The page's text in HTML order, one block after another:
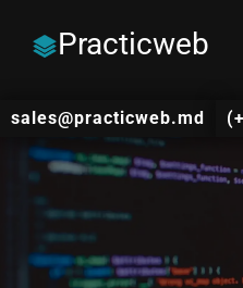
Practicweb
sales@practicweb.md